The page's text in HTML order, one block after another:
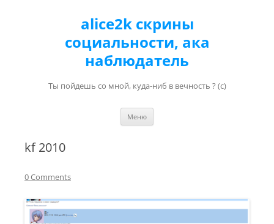
alice2k скрины
социальности, ака
наблюдатель
Ты пойдешь со мной, куда-ниб в вечность ? (с)
Меню
kf 2010
0 Comments